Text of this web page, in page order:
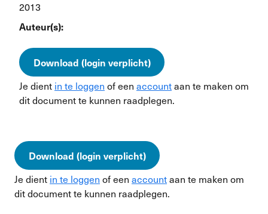
2013
Auteur(s):
Download (login verplicht)
Je dient in te loggen of een accountaan te maken om
dit document te kunnen raadplegen.
Download (login verplicht)
Je dient in te loggen of een accountaan te maken om
dit document te kunnen raadplegen.